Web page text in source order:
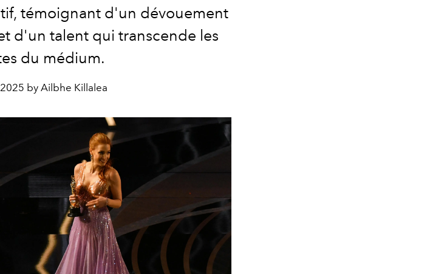
témoignant d'un dévouement
d'un talent qui transcende les
du médium.
by Ailbhe Killalea